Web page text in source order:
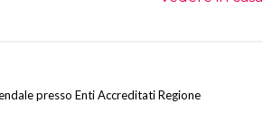
presso Enti Accreditati Regione